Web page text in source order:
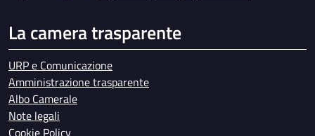
La camera trasparente
URP e Comunicazione
Amministrazione trasparente
Albo Camerale
Note legali
Cookie Policy